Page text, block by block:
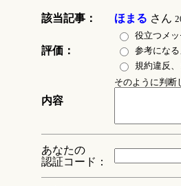
該当記事： ほまる さん
評価：
役立つメッ
参考になる
規約違反、
内容
そのように判断
あなたの
認証コード：